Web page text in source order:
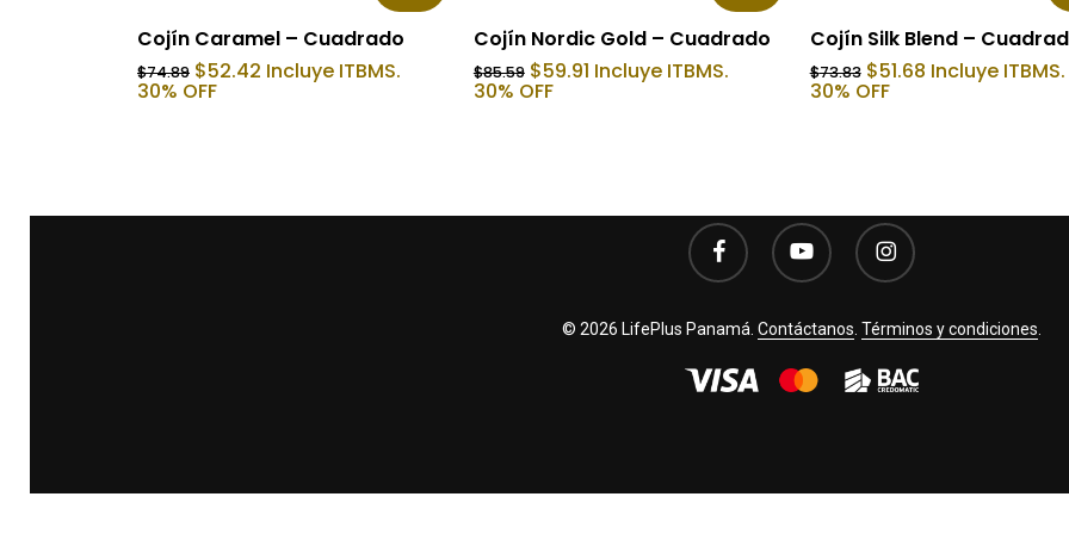
Añadir Al Carrito
Cojín Caramel – Cuadrado
$74.89 El
precio
$52.42 El
precio
Incluye ITBMS.
30% OFF
Añadir Al Carrito
Cojín Nordic Gold – Cuadrado
$85.59 El
precio
$59.91El
precio
Incluye ITBMS.
30% OFF
Añadir Al Carrito
Cojín Silk Blend –
$73.83 El
precio
$51.68El
precio
Incluye ITBMS.
30% OFF
facebook youtube instagram
© 2026 LifePlus Panamá. Contáctanos Términos y condiciones